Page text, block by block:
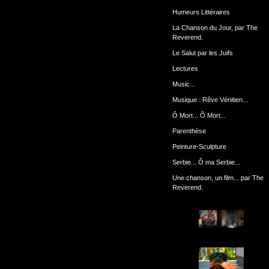
Humeurs Littéraires
La Chanson du Jour, par The
Reverend.
Le Salut par les Juifs
Lectures
Music...
Musique : Rêve Vénitien...
Ô Mort... Ô Mort...
Parenthèse
Peinture-Sculpture
Serbie... Ô ma Serbie...
Une chanson, un film... par The
Reverend.